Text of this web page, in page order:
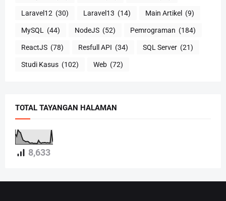
Laravel12 (30) Laravel13 (14) Main Artikel (9)
MySQL (44) NodeJS (52) Pemrograman (184)
ReactJS (78) Resfull API (34) SQL Server (21)
Studi Kasus (102) Web (72)
TOTAL TAYANGAN HALAMAN
8,633